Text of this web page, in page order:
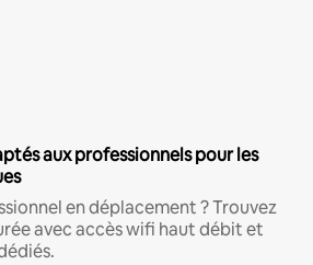
aux professionnels pour les
en déplacement ? Trouvez
avec accès wifi haut débit et